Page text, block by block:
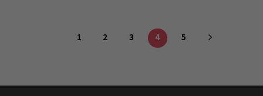
1 2 3 4 5